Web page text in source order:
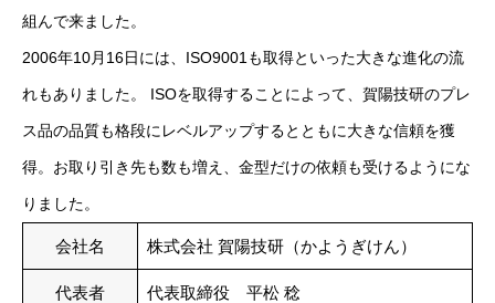
組んで来ました。
2006年10月16日には、ISO9001も取得といった大きな進化の流
れもありました。 ISOを取得することによって、賀陽技研のプレ
ス品の品質も格段にレベルアップするとともに大きな信頼を獲
得。お取り引き先も数も増え、金型だけの依頼も受けるようにな
りました。
会社名 株式会社 賀陽技研（かようぎけん）
代表者 代表取締役 平松 稔